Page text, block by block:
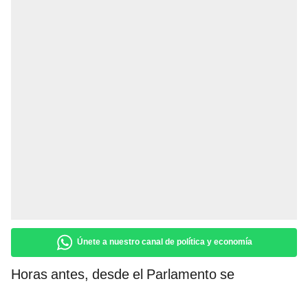
Únete a nuestro canal de política y economía
Horas antes, desde el Parlamento se